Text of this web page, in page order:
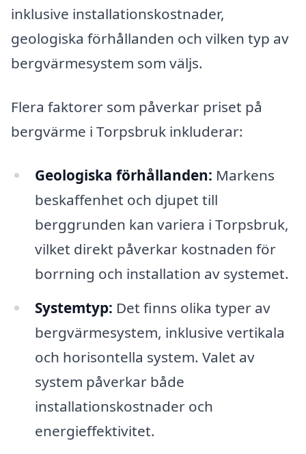
inklusive installationskostnader,
geologiska förhållanden och vilken typ av
bergvärmesystem som väljs.
Flera faktorer som påverkar priset på
bergvärme i Torpsbruk inkluderar:
Geologiska förhållanden: Markens
beskaffenhet och djupet till
berggrunden kan variera i Torpsbruk,
vilket direkt påverkar kostnaden för
borrning och installation av systemet.
Systemtyp: Det finns olika typer av
bergvärmesystem, inklusive vertikala
och horisontella system. Valet av
system påverkar både
installationskostnader och
energieffektivitet.